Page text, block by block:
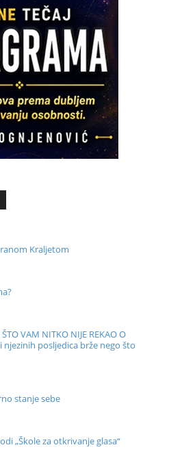
Kraljetom
VAM NITKO NIJE REKAO O
njezinih posljedica brže nego što
stanje sebe
„Škole za otkrivanje glasa“